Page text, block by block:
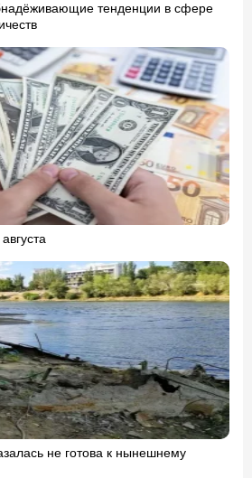
тенденции в сфере
не готова к нынешнему